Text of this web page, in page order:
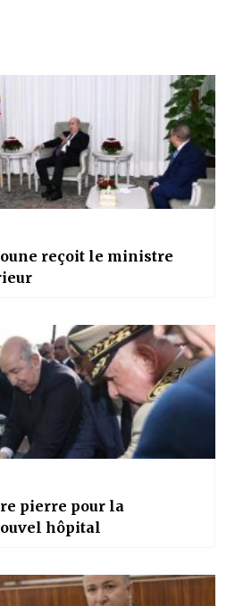
reçoit le ministre
pierre pour la
hôpital